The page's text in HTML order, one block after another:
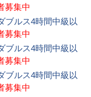
募集中
ブルス4時間中級以
募集中
ブルス4時間中級以
募集中
ブルス4時間中級以
募集中